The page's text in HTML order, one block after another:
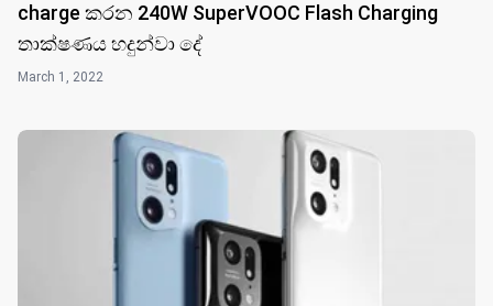
charge කරන 240W SuperVOOC Flash Charging
තාක්ෂණය හදුන්වා ​දේ
March 1, 2022